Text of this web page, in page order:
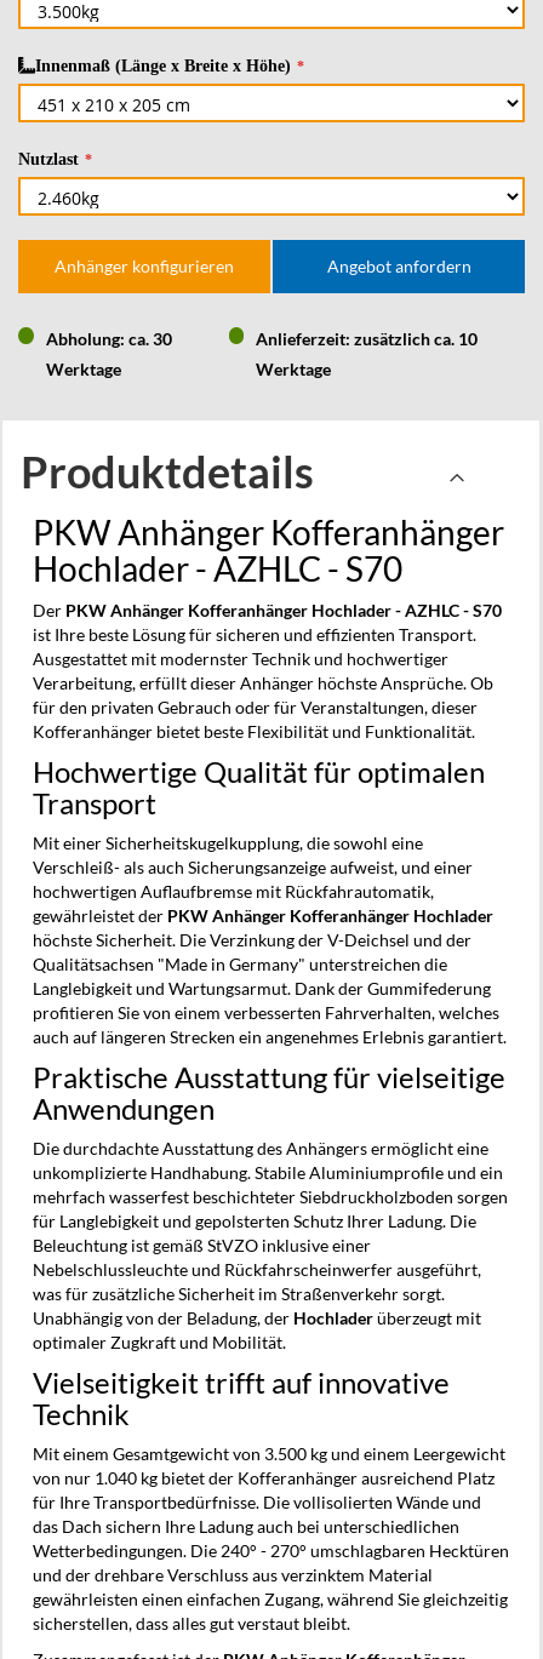
Innenmaß (Länge x Breite x Höhe)
Nutzlast
Anhänger konfigurieren Angebot anfordern
Abholung: ca. 30
Werktage
Anlieferzeit: zusätzlich ca. 10
Werktage
Produktdetails
PKW Anhänger Kofferanhänger
Hochlader - AZHLC - S70
Der PKW Anhänger Kofferanhänger Hochlader - AZHLC - S70
ist Ihre beste Lösung für sicheren und effizienten Transport.
Ausgestattet mit modernster Technik und hochwertiger
Verarbeitung, erfüllt dieser Anhänger höchste Ansprüche. Ob
für den privaten Gebrauch oder für Veranstaltungen, dieser
Kofferanhänger bietet beste Flexibilität und Funktionalität.
Hochwertige Qualität für optimalen
Transport
Mit einer Sicherheitskugelkupplung, die sowohl eine
Verschleiß- als auch Sicherungsanzeige aufweist, und einer
hochwertigen Auflaufbremse mit Rückfahrautomatik,
gewährleistet der PKW Anhänger Kofferanhänger Hochlader
höchste Sicherheit. Die Verzinkung der V-Deichsel und der
Qualitätsachsen "Made in Germany" unterstreichen die
Langlebigkeit und Wartungsarmut. Dank der Gummifederung
profitieren Sie von einem verbesserten Fahrverhalten, welches
auch auf längeren Strecken ein angenehmes Erlebnis garantiert.
Praktische Ausstattung für vielseitige
Anwendungen
Die durchdachte Ausstattung des Anhängers ermöglicht eine
unkomplizierte Handhabung. Stabile Aluminiumprofile und ein
mehrfach wasserfest beschichteter Siebdruckholzboden sorgen
für Langlebigkeit und gepolsterten Schutz Ihrer Ladung. Die
Beleuchtung ist gemäß StVZO inklusive einer
Nebelschlussleuchte und Rückfahrscheinwerfer ausgeführt,
was für zusätzliche Sicherheit im Straßenverkehr sorgt.
Unabhängig von der Beladung, der Hochladerüberzeugt mit
optimaler Zugkraft und Mobilität.
Vielseitigkeit trifft auf innovative
Technik
Mit einem Gesamtgewicht von 3.500 kg und einem Leergewicht
von nur 1.040 kg bietet der Kofferanhänger ausreichend Platz
für Ihre Transportbedürfnisse. Die vollisolierten Wände und
das Dach sichern Ihre Ladung auch bei unterschiedlichen
Wetterbedingungen. Die 240° - 270° umschlagbaren Hecktüren
und der drehbare Verschluss aus verzinktem Material
gewährleisten einen einfachen Zugang, während Sie gleichzeitig
sicherstellen, dass alles gut verstaut bleibt.